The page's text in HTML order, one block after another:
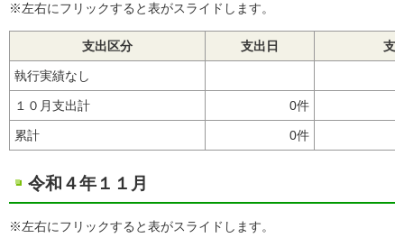
※左右にフリックすると表がスライドします。
支出区分 支出日 支
執行実績なし
１０月支出計 0件
累計 0件
令和４年１１月
※左右にフリックすると表がスライドします。